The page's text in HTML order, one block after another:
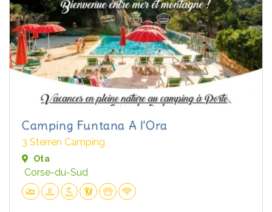
Camping Funtana A l'Ora
3 Sterren Camping
Ota
Corse-du-Sud